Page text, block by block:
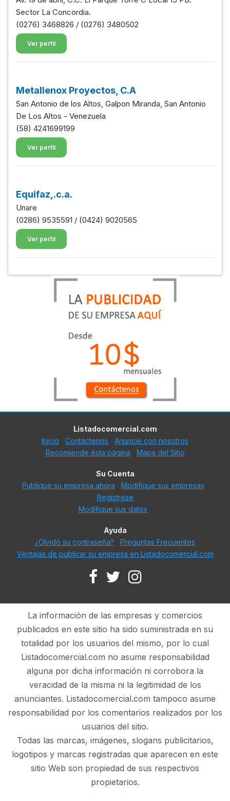
Sector La Concordia.
(0276) 3468826 / (0276) 3480502
Ver perfil
Metallenox Proyectos, C.A
San Antonio de los Altos, Galpon Miranda, San Antonio
De Los Altos - Venezuela
(58) 4241699199
Ver perfil
Equifaz,.c.a.
Unare
(0286) 9535591 / (0424) 9020565
Ver perfil
Listadocomercial.com
Inicio
Contáctenos
Anuncie con nosotros
Recomiende ésta página
Mapa del Sitio
Su Cuenta
Publique su empresa ahora
Modifique sus empresas
Regístrese
Modifique sus datos
Ayuda
¿Olvidó su contraseña?
Preguntas Frecuentes
Ventajas de publicar su empresa en Listadocomercial.com
La información de las empresas y comercios
publicados en este sitio ha sido suministrada en su
totalidad por los usuarios del mismo, por lo cual
Listadocomercial.com no asume responsabilidad
alguna por dicha información ni corrobora la
veracidad de la misma ni la legitimidad de los
anunciantes. Listadocomercial.com tampoco asume
responsabilidad por los comentarios realizados por los
usuarios del sitio.
Todas las marcas, imágenes, slogans publicitarios,
logotipos y marcas registradas que aparecen en este
sitio Web son propiedad de sus respectivos
propietarios.